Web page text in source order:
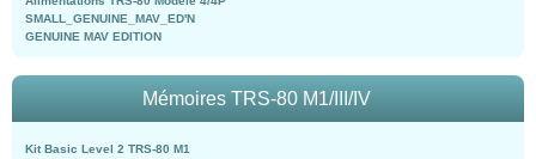
SMALL_GENUINE_MAV_ED'N
GENUINE MAV EDITION
Mémoires TRS-80 M1/III/IV
Kit Basic Level 2 TRS-80 M1